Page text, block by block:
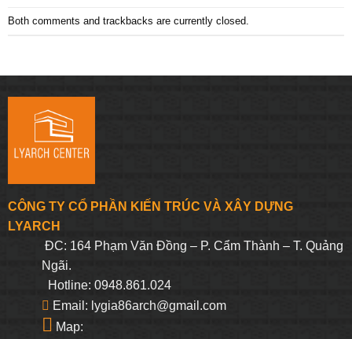
Both comments and trackbacks are currently closed.
CÔNG TY CỔ PHẦN KIẾN TRÚC VÀ XÂY DỰNG
LYARCH
ĐC: 164 Phạm Văn Đồng – P. Cẩm Thành – T. Quảng
Ngãi.
Hotline: 0948.861.024
Email: lygia86arch@gmail.com
Map: